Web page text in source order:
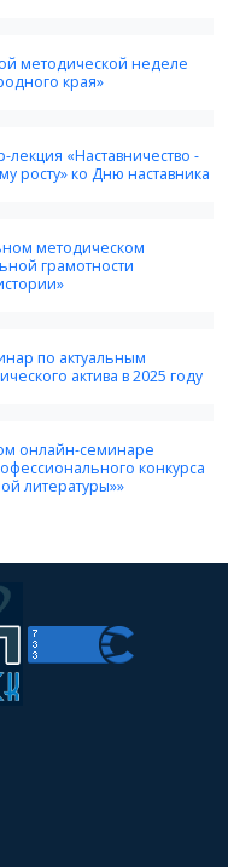
методической неделе
края»
«Наставничество -
росту» ко Дню наставника
методическом
грамотности
по актуальным
актива в 2025 году
онлайн-семинаре
конкурса
литературы»»